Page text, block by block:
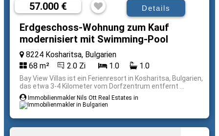
57.000 € Details
Erdgeschoss-Wohnung zum Kauf
modernisiert mit Swimming-Pool
8224 Kosharitsa, Bulgarien
68 m²
2.0 Zi 1.0 1.0
Bay View Villas ist ein Ferienresort in Kosharitsa, Bulgarien,
das etwa 3-4 Kilometer vom Dorfzentrum entfernt ...
Immobilienmakler Nils Ott Real Estates in